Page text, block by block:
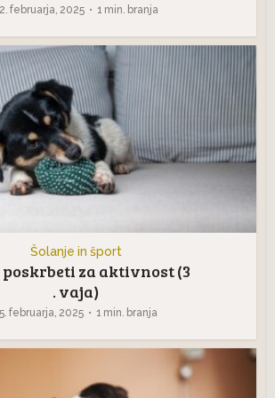
februarja, 2025 1 min. branja
Šolanje in šport
poskrbeti za aktivnost (3
. vaja)
februarja, 2025 1 min. branja